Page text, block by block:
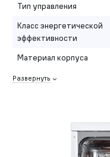
Тип управления
Класс энергетической
эффективности
Материал корпуса
Развернуть